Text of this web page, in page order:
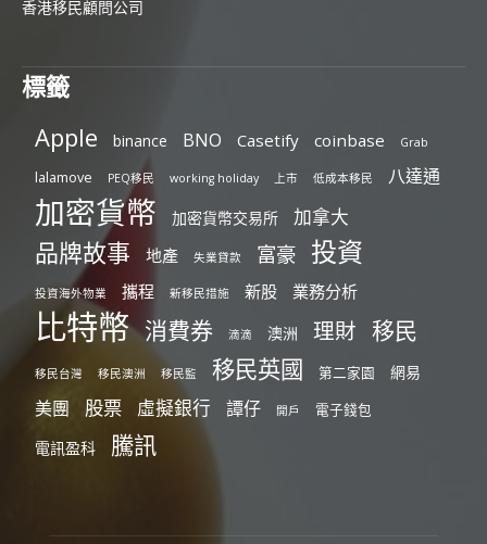
香港移民顧問公司
標籤
Apple binance BNO Casetify coinbase Grab
lalamove PEQ移民 working holiday 上市 低成本移民 八達通
加密貨幣 加密貨幣交易所 加拿大
品牌故事 地產 失業貸款 富豪 投資
投資海外物業 攜程 新移民措施 新股 業務分析
比特幣 消費券 滴滴 澳洲 理財 移民
移民台灣 移民澳洲 移民監 移民英國 第二家園 網易
美團 股票 虛擬銀行 譚仔 開戶 電子錢包
電訊盈科 騰訊